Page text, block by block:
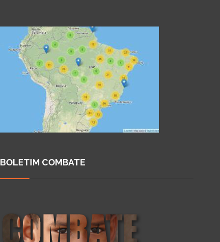
BOLETIM COMBATE